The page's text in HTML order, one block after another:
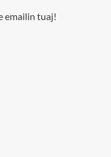
emailin tuaj!